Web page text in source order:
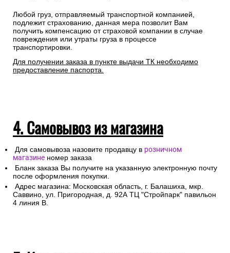
Любой груз, отправляемый транспортной компанией,
подлежит страхованию, данная мера позволит Вам
получить компенсацию от страховой компании в случае
повреждения или утраты груза в процессе
транспортировки.
Для получении заказа в пункте выдачи ТК необходимо
предоставление паспорта.
4. Самовывоз из магазина
Для самовывоза назовите продавцу в розничном
магазине номер заказа
Бланк заказа Вы получите на указанную электронную почту
после оформления покупки.
Адрес магазина: Московская область, г. Балашиха, мкр.
Саввино, ул. Пригородная, д. 92А ТЦ "Стройпарк" павильон
4 линия В.